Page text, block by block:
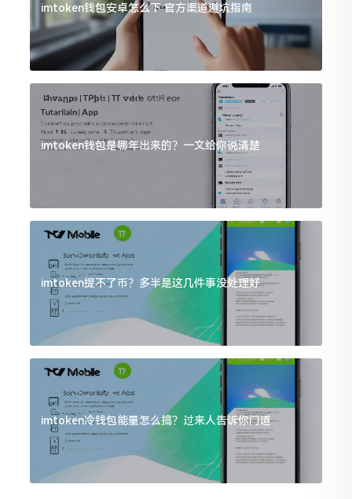
imtoken钱包安卓怎么下 官方渠道避坑指南
imtoken钱包是哪年出来的？一文给你说清楚
imtoken提不了币？多半是这几件事没处理好
imtoken冷钱包能量怎么搞？过来人告诉你门道